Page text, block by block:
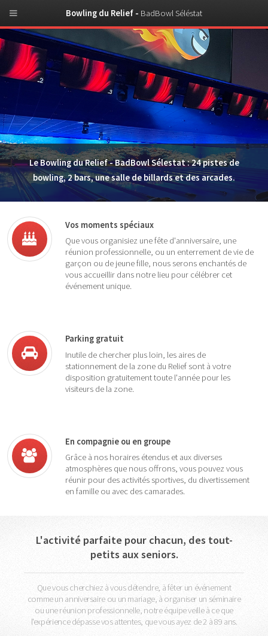
Le Bowling du Relief - BadBowl Sélestat : 24 pistes de
bowling, 2 bars, une salle de billards et des arcades.
Vos moments spéciaux
Que vous organisiez une fête d'anniversaire, une
réunion professionnelle, ou un enterrement de vie de
garçon ou de jeune fille, nous serons enchantés de
vous accueillir dans notre lieu pour célébrer cet
événement unique.
Parking gratuit
Inutile de chercher plus loin, les aires de
stationnement de la zone du Relief sont à votre
disposition gratuitement toute l'année pour les
visiteurs de la zone.
En compagnie ou en groupe
Grâce à nos horaires étendus et aux diverses
atmosphères que nous offrons, vous pouvez vous
réunir pour des activités sportives, du divertissement
en famille ou avec des camarades.
L'activité parfaite pour chacun, des tout-
petits aux seniors.
Que vous cherchiez à vous détendre, à fêter un événement
comme un anniversaire ou un mariage, à organiser un séminaire
ou une réunion professionnelle, notre équipe veille à ce que
l'expérience dépasse vos attentes, que vous ayez de 2 à 89 ans.
Bowling du Relief - BadBowl Séléstat